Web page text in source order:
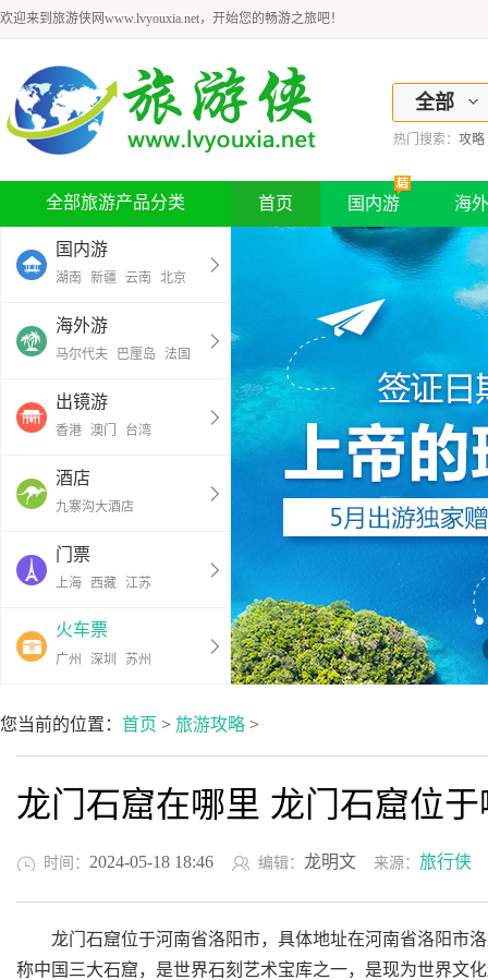
欢迎来到旅游侠网www.lvyouxia.net，开始您的畅游之旅吧！
全部
热门搜索： 攻略
全部旅游产品分类
国内游
湖南 新疆 云南 北京
海外游
马尔代夫 巴厘岛 法国
出镜游
香港 澳门 台湾
酒店
九寨沟大酒店
门票
上海 西藏 江苏
火车票
广州 深圳 苏州
首页 国内游 海
您当前的位置： 首页 > 旅游攻略 >
龙门石窟在哪里 龙门石窟位
时间： 2024-05-18 18:46 编辑： 龙明文 来源： 旅行侠
龙门石窟位于河南省洛阳市，具体地址在河南省洛阳市洛
称中国三大石窟，是世界石刻艺术宝库之一，是现为世界文